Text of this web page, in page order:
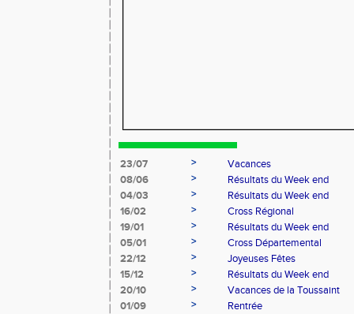
23/07 >
Vacances
08/06
>
Résultats du Week end
04/03
>
Résultats du Week end
16/02
>
Cross Régional
19/01
>
Résultats du Week end
05/01
>
Cross Départemental
22/12
>
Joyeuses Fêtes
15/12
>
Résultats du Week end
20/10
>
Vacances de la Toussaint
01/09
>
Rentrée